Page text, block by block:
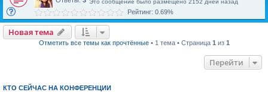
Это сообщение было размещено 2152 дней назад
Рейтинг: 0.69%
Новая тема
Отметить все темы как прочтённые• 1 тема • Страница 1 из 1
Перейти
КТО СЕЙЧАС НА КОНФЕРЕНЦИИ